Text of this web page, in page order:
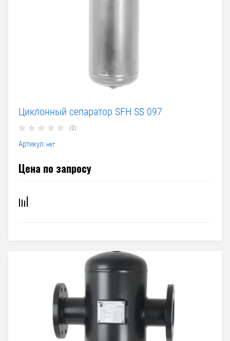
Циклонный сепаратор SFH SS 097
(0)
Артикул: нет
Цена по запросу